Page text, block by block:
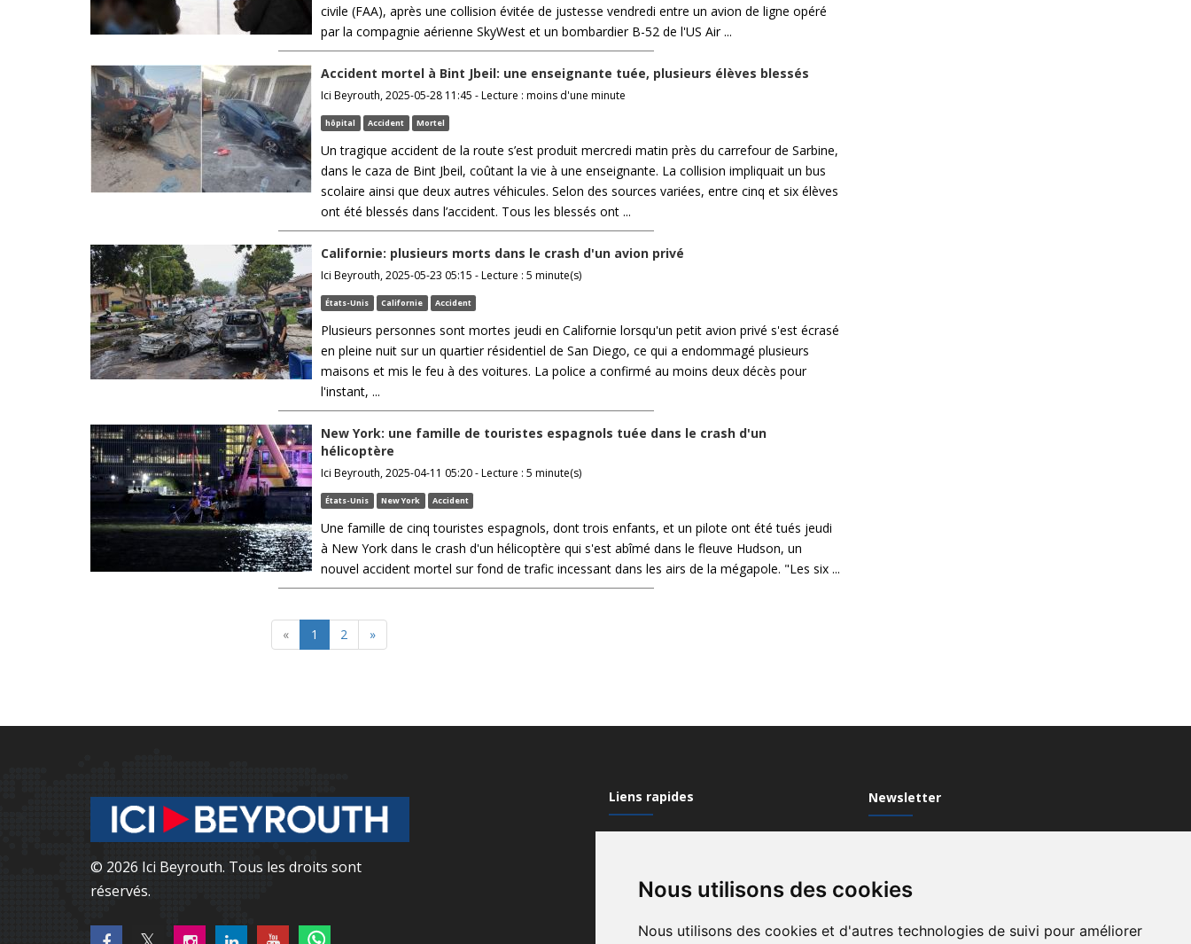
Nous utilisons des cookies
Nous utilisons des cookies et d'autres technologies de suivi pour améliorer
civile (FAA), après une collision évitée de justesse vendredi entre un avion de ligne opéré
par la compagnie aérienne SkyWest et un bombardier B-52 de l'US Air ...
Accident mortel à Bint Jbeil: une enseignante tuée, plusieurs élèves blessés
Ici Beyrouth, 2025-05-28 11:45 - Lecture : moins d'une minute
hôpital Accident Mortel
Un tragique accident de la route s’est produit mercredi matin près du carrefour de Sarbine,
dans le caza de Bint Jbeil, coûtant la vie à une enseignante. La collision impliquait un bus
scolaire ainsi que deux autres véhicules. Selon des sources variées, entre cinq et six élèves
ont été blessés dans l’accident. Tous les blessés ont ...
Californie: plusieurs morts dans le crash d'un avion privé
Ici Beyrouth, 2025-05-23 05:15 - Lecture : 5 minute(s)
États-Unis Californie Accident
Plusieurs personnes sont mortes jeudi en Californie lorsqu'un petit avion privé s'est écrasé
en pleine nuit sur un quartier résidentiel de San Diego, ce qui a endommagé plusieurs
maisons et mis le feu à des voitures. La police a confirmé au moins deux décès pour
l'instant, ...
New York: une famille de touristes espagnols tuée dans le crash d'un
hélicoptère
Ici Beyrouth, 2025-04-11 05:20 - Lecture : 5 minute(s)
États-Unis New York Accident
Une famille de cinq touristes espagnols, dont trois enfants, et un pilote ont été tués jeudi
à New York dans le crash d'un hélicoptère qui s'est abîmé dans le fleuve Hudson, un
nouvel accident mortel sur fond de trafic incessant dans les airs de la mégapole. "Les six ...
« 1 2 »
© 2026 Ici Beyrouth. Tous les droits sont
réservés.
Liens rapides
Contactez-nous
Newsletter